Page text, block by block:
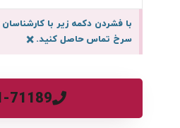
با فشردن دکمه زیر با
سرخ تماس حاصل کنید.×
71189